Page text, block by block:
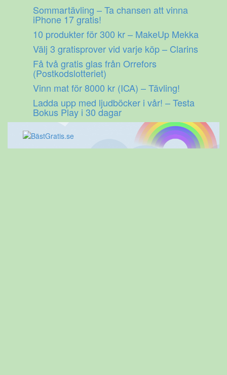
Sommartävling – Ta chansen att vinna
iPhone 17 gratis!
10 produkter för 300 kr – MakeUp Mekka
Välj 3 gratisprover vid varje köp – Clarins
Få två gratis glas från Orrefors
(Postkodslotteriet)
Vinn mat för 8000 kr (ICA) – Tävling!
Ladda upp med ljudböcker i vår! – Testa
Bokus Play i 30 dagar